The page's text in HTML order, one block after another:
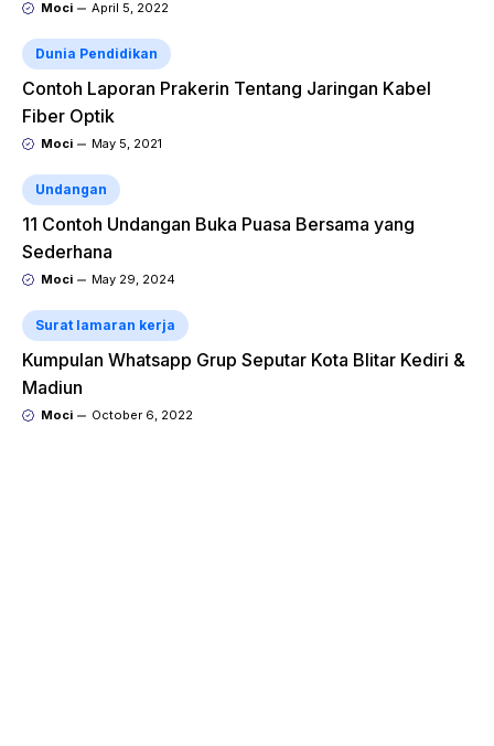
Moci April 5, 2022
Dunia Pendidikan
Contoh Laporan Prakerin Tentang Jaringan Kabel
Fiber Optik
Moci May 5, 2021
Undangan
11 Contoh Undangan Buka Puasa Bersama yang
Sederhana
Moci May 29, 2024
Surat lamaran kerja
Kumpulan Whatsapp Grup Seputar Kota Blitar Kediri &
Madiun
Moci October 6, 2022